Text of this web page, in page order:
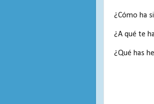
¿Cómo ha
¿A qué te
¿Qué has